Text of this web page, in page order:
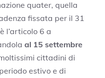
quater, quella
fissata per il 31
l’articolo 6 a
al 15 settembre
cittadini di
estivo e di